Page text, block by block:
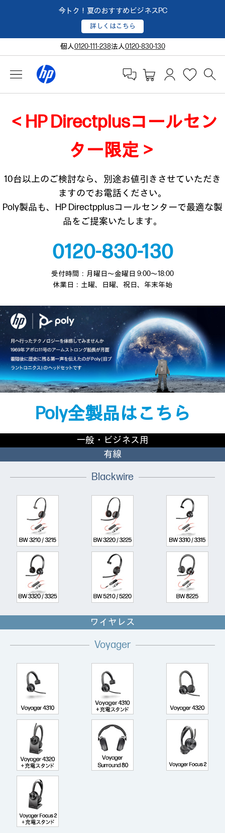
今トク！夏のおすすめビジネスPC
詳しくはこちら
個人0120-111-238法人0120-830-130
＜HP Directplusコールセン
ター限定＞
10台以上のご検討なら、別途お値引きさせていただき
ますのでお電話ください。
Poly製品も、HP Directpplusコールセンターで最適な製
品をご提案いたします。
0120-830-130
受付時間：月曜日～金曜日 9:00～18:00
休業日：土曜、日曜、祝日、年末年始
Poly全製品はこちら
一般・ビジネス用
有線
Blackwire
ワイヤレス
Voyager